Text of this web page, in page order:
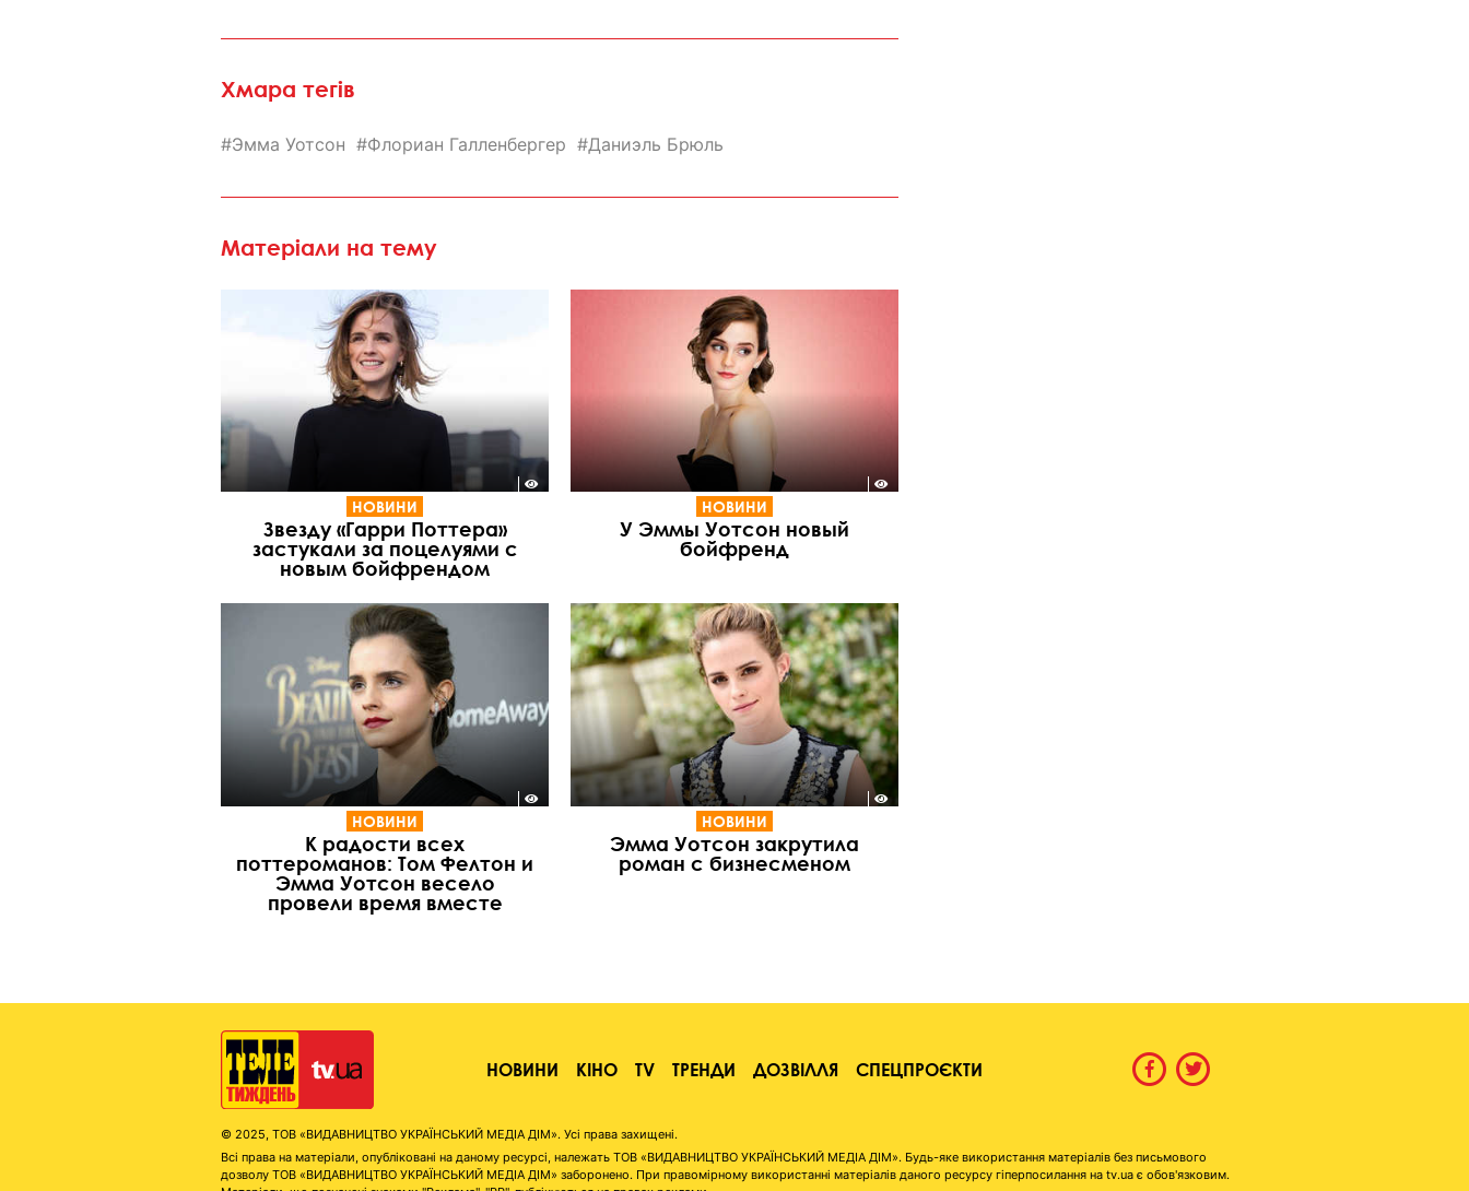
Хмара тегів
Эмма Уотсон Флориан Галленбергер Даниэль Брюль
Матеріали на тему
НОВИНИ
Звезду «Гарри Поттера»
застукали за поцелуями с
новым бойфрендом
НОВИНИ
У Эммы Уотсон новый
бойфренд
НОВИНИ
К радости всех
поттероманов: Том Фелтон и
Эмма Уотсон весело
провели время вместе
НОВИНИ
Эмма Уотсон закрутила
роман с бизнесменом
НОВИНИ КІНО TV ТРЕНДИ ДОЗВІЛЛЯ СПЕЦПРОЄКТИ
© 2025, ТОВ «ВИДАВНИЦТВО УКРАЇНСЬКИЙ МЕДІА ДІМ». Усі права захищені.
Всі права на матеріали, опубліковані на даному ресурсі, належать ТОВ «ВИДАВНИЦТВО УКРАЇНСЬКИЙ МЕДІА ДІМ». Будь-яке використання матеріалів без письмового
дозволу ТОВ «ВИДАВНИЦТВО УКРАЇНСЬКИЙ МЕДІА ДІМ» заборонено. При правомірному використанні матеріалів даного ресурсу гіперпосилання на tv.ua є обов'язковим.